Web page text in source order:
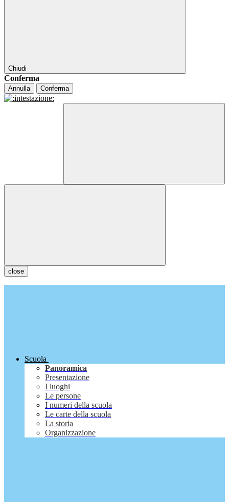
Chiudi
Conferma
Annulla Conferma
close
Scuola
Panoramica
Presentazione
I luoghi
Le persone
I numeri della scuola
Le carte della scuola
La storia
Organizzazione